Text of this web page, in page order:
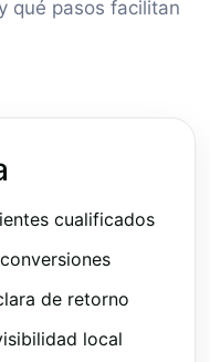
qué pasos facilitan
cualificados
de retorno
local